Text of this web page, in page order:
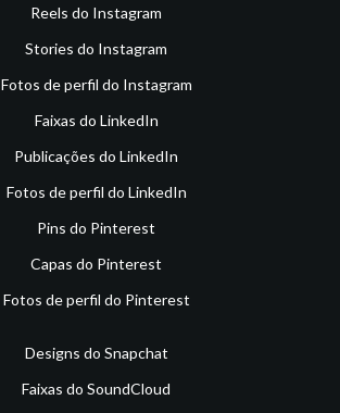
Reels do Instagram
Stories do Instagram
Fotos de perfil do Instagram
Faixas do LinkedIn
Publicações do LinkedIn
Fotos de perfil do LinkedIn
Pins do Pinterest
Capas do Pinterest
Fotos de perfil do Pinterest
Designs do Snapchat
Faixas do SoundCloud